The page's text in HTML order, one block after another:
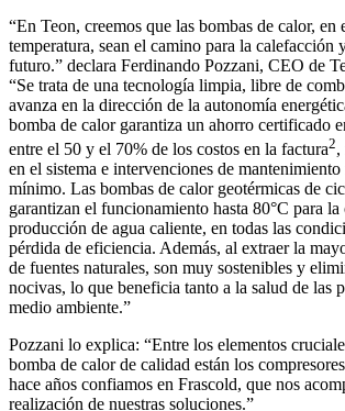
“En Teon, creemos que las bombas de calor, en
temperatura, sean el camino para la calefacción
futuro.” declara Ferdinando Pozzani, CEO de
“Se trata de una tecnología limpia, libre de
avanza en la dirección de la autonomía
bomba de calor garantiza un ahorro certificado
entre el 50 y el 70% de los costos en la factura2,
en el sistema e intervenciones de
mínimo. Las bombas de calor geotérmicas de
garantizan el funcionamiento hasta 80°C para
producción de agua caliente, en todas las
pérdida de eficiencia. Además, al extraer la
de fuentes naturales, son muy sostenibles y
nocivas, lo que beneficia tanto a la salud de las
medio ambiente.”
Pozzani lo explica: “Entre los elementos
bomba de calor de calidad están los
hace años confiamos en Frascold, que nos
realización de nuestras soluciones.”